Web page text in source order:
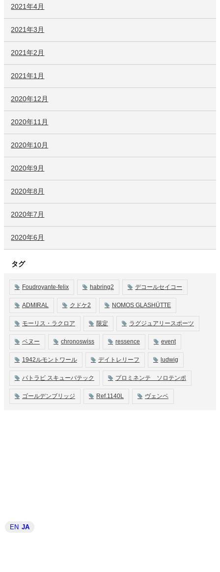
2021年4月
2021年3月
2021年2月
2021年1月
2020年12月
2020年11月
2020年10月
2020年9月
2020年8月
2020年7月
2020年6月
タグ
Foudroyante-felix habring2 デコールセイコー
ADMIRAL クドケ2 NOMOS GLASHÜTTE
モーリス・ラクロア 限定 ラグジュアリースポーツ
ベヌー chronoswiss ressence event
1942ルモントワール デイトレリーフ ludwig
パトラビ スキューバテック プロミネンテ ソロテンポ
ゴールデンブリッジ Ref.1140L ヴェンペ
EN JA